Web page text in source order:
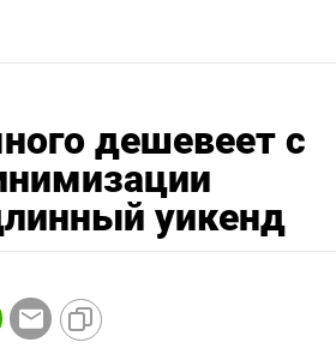
дешевеет с
уикенд